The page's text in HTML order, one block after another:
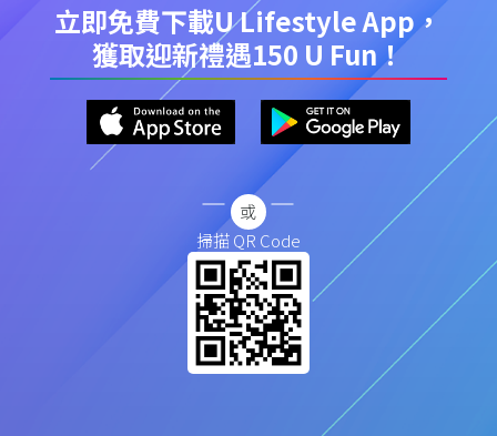
立即免費下載U Lifestyle App，
獲取迎新禮遇150 U Fun！
掃描 QR Code